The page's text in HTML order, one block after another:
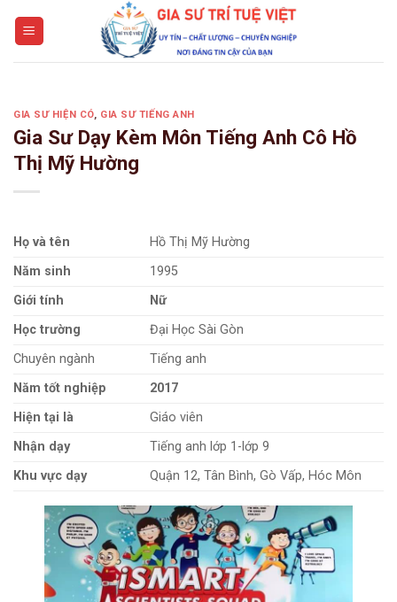
GIA SƯ HIỆN CÓ, GIA SƯ TIẾNG ANH
Gia Sư Dạy Kèm Môn Tiếng Anh Cô Hồ
Thị Mỹ Hường
Họ và tên
Hồ Thị Mỹ Hường
Năm sinh
1995
Giới tính
Nữ
Học trường
Đại Học Sài Gòn
Chuyên ngành
Tiếng anh
Năm tốt nghiệp
2017
Hiện tại là
Giáo viên
Nhận dạy
Tiếng anh lớp 1-lớp 9
Khu vực dạy
Quận 12, Tân Bình, Gò Vấp, Hóc Môn